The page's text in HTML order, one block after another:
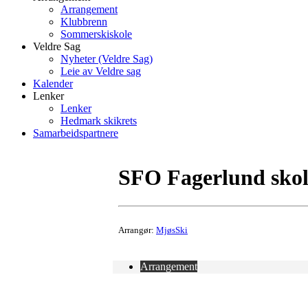
Arrangement
Klubbrenn
Sommerskiskole
Veldre Sag
Nyheter (Veldre Sag)
Leie av Veldre sag
Kalender
Lenker
Lenker
Hedmark skikrets
Samarbeidspartnere
SFO Fagerlund
Arrangør: MjøsSki
Arrangement